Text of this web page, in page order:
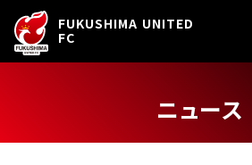
FUKUSHIMA UNITED
FC
ニュース